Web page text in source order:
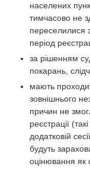
населених
тимчасово не
переселилися
період
за рішенням
покарань,
мають
зовнішнього
причин не
реєстрації
додатковій
будуть
оцінювання як